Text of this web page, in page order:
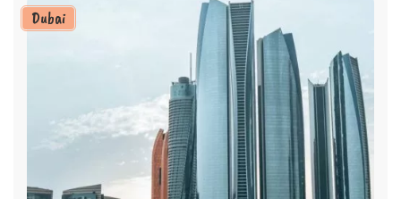
Dubai